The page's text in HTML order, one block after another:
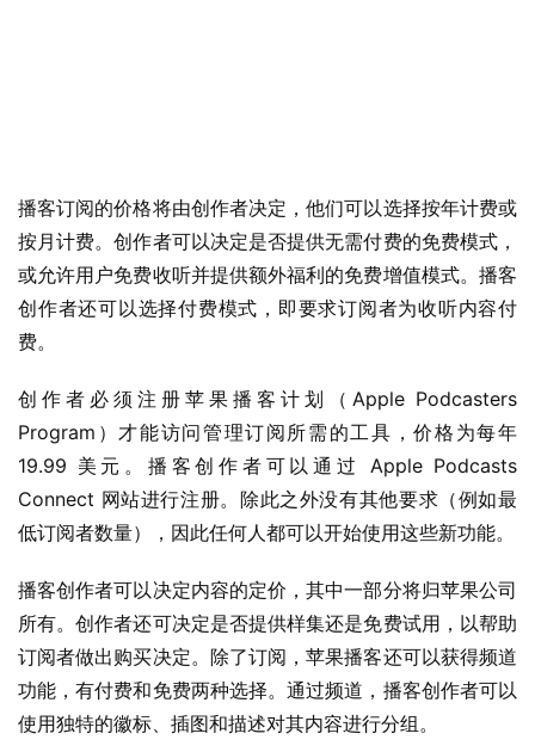
业
界
i
n
1
i
1
0
P
播客订阅的价格将由创作者决定，他们可以选择按年计费或
按月计费。创作者可以决定是否提供无需付费的免费模式，
或允许用户免费收听并提供额外福利的免费增值模式。播客
创作者还可以选择付费模式，即要求订阅者为收听内容付
费。
创作者必须注册苹果播客计划（Apple Podcasters
Program）才能访问管理订阅所需的工具，价格为每年
19.99 美元。播客创作者可以通过 Apple Podcasts
Connect 网站进行注册。除此之外没有其他要求（例如最
低订阅者数量），因此任何人都可以开始使用这些新功能。
播客创作者可以决定内容的定价，其中一部分将归苹果公司
所有。创作者还可决定是否提供样集还是免费试用，以帮助
订阅者做出购买决定。除了订阅，苹果播客还可以获得频道
功能，有付费和免费两种选择。通过频道，播客创作者可以
使用独特的徽标、插图和描述对其内容进行分组。